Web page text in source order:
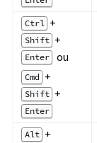
Ctrl +
Shift +
Enter ou
Cmd +
Shift +
Enter
Alt +